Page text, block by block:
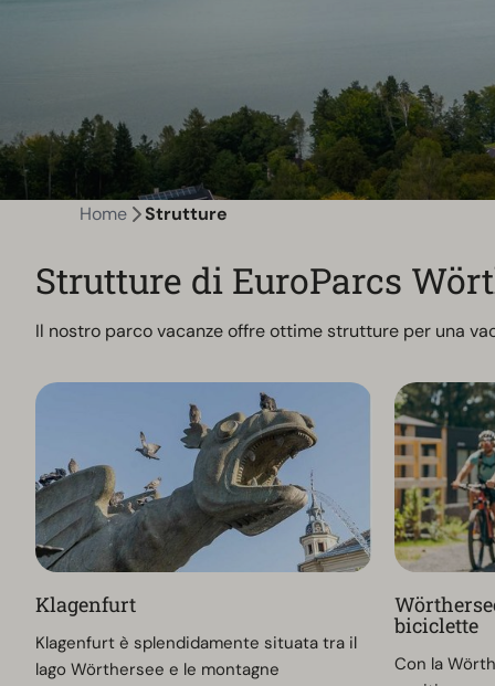
Home Strutture
Strutture di EuroParcs
Il nostro parco vacanze offre ottime strutture per una
Klagenfurt
Klagenfurt è splendidamente situata tra il
lago Wörthersee e le montagne
biciclette
Con la